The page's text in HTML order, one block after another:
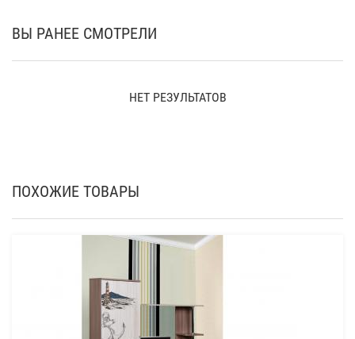
ВЫ РАНЕЕ СМОТРЕЛИ
НЕТ РЕЗУЛЬТАТОВ
ПОХОЖИЕ ТОВАРЫ